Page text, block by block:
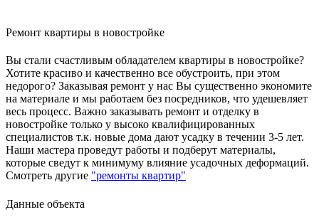
Ремонт квартиры в новостройке
Вы стали счастливым обладателем квартиры в новостройке?
Хотите красиво и качественно все обустроить, при этом
недорого? Заказывая ремонт у нас Вы существенно экономите
на материале и мы работаем без посредников, что удешевляет
весь процесс. Важно заказывать ремонт и отделку в
новостройке только у высоко квалифицированных
специалистов т.к. новые дома дают усадку в течении 3-5 лет.
Наши мастера проведут работы и подберут материалы,
которые сведут к минимуму влияние усадочных деформаций.
Смотреть другие "ремонты квартир"
Данные объекта